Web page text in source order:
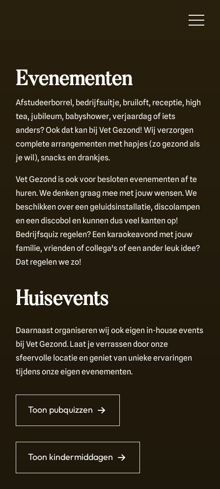
Evenementen
Afstudeerborrel, bedrijfsuitje, bruiloft, receptie, high
tea, jubileum, babyshower, verjaardag of iets
anders? Ook dat kan bij Vet Gezond! Wij verzorgen
complete arrangementen met hapjes (zo gezond als
je wil), snacks en drankjes.
Vet Gezond is ook voor besloten evenementen af te
huren. We denken graag mee met jouw wensen. We
beschikken over een geluidsinstallatie, discolampen
en een discobol en kunnen dus veel kanten op!
Bedrijfsquiz regelen? Een karaokeavond met jouw
familie, vrienden of collega's of een ander leuk idee?
Dat regelen we zo!
Huisevents
Daarnaast organiseren wij ook eigen in-house events
bij Vet Gezond. Laat je verrassen door onze
sfeervolle locatie en geniet van unieke ervaringen
tijdens onze eigen evenementen.
Toon pubquizzen
Toon kindermiddagen